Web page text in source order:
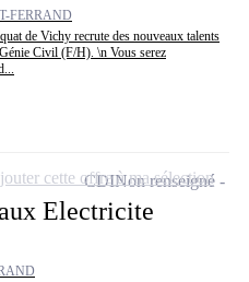
FERRAND
de Vichy recrute des nouveaux talents
Civil (F/H). \n Vous serez
Electricite
CDINon renseigné
cette offre à ma sélection